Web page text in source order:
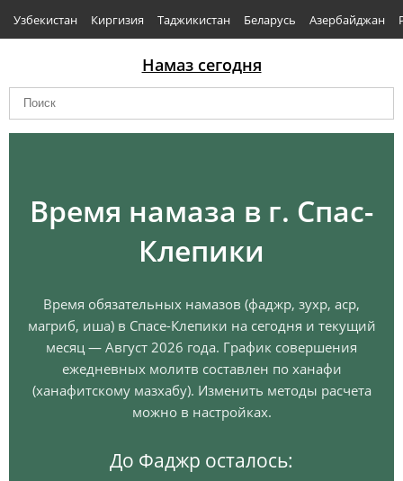
Узбекистан Киргизия Таджикистан Беларусь Азербайджан
Намаз сегодня
Время намаза в г. Спас-
Клепики
Время обязательных намазов (фаджр, зухр, аср,
магриб, иша) в Спасе-Клепики на сегодня и текущий
месяц — Август 2026 года. График совершения
ежедневных молитв составлен по ханафи
(ханафитскому мазхабу). Изменить методы расчета
можно в настройках.
До Фаджр осталось: